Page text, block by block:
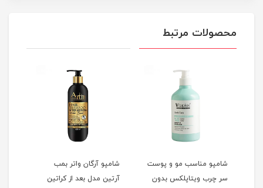
محصولات مرتبط
شامپو مناسب مو و پوست
سر چرب ویتاپلکس بدون
شامپو آرگان واتر بمب
آرتین مدل بعد از کراتین